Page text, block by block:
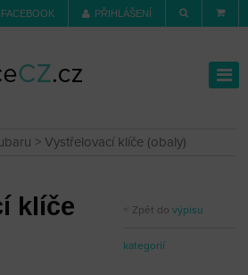
FACEBOOK PŘIHLÁŠENÍ
> Vystřelovací klíče (obaly)
Zpět dovýpisu
kategorií
klíče